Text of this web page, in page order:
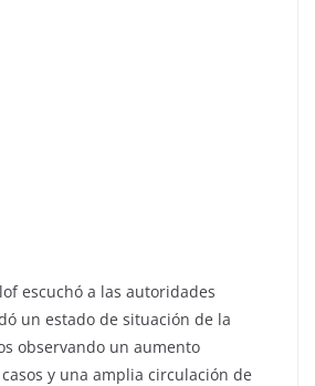
escuchó a las autoridades
un estado de situación de la
observando un aumento
y una amplia circulación de